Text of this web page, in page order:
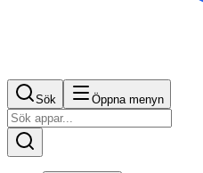
Sök Öppna menyn